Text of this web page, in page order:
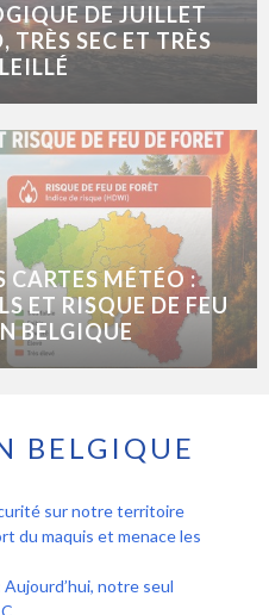
DE JUILLET
TRÈS SEC ET TRÈS
CARTES MÉTÉO :
ET RISQUE DE FEU
BELGIQUE
BELGIQUE
sur notre territoire
du maquis et menace les
notre seul